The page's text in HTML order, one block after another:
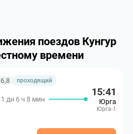
поездов Кунгур
времени
6,8 проходящий
1 дн 6 ч 8 мин
15:41
Юрга
Юрга-1